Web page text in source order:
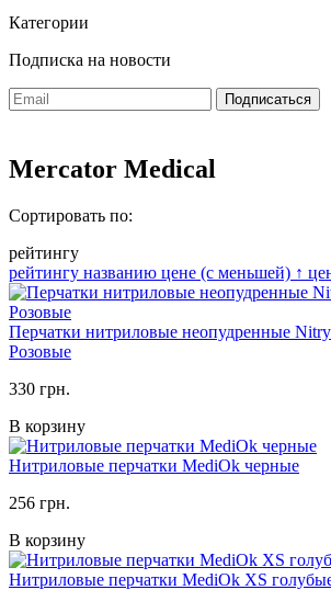
Категории
Подписка на новости
Mercator Medical
Сортировать по:
рейтингу
рейтингу названию цене (с меньшей) ↑
Перчатки нитриловые неопудренные
Розовые
330 грн.
В корзину
Нитриловые перчатки MediOk черные
256 грн.
В корзину
Нитриловые перчатки MediOk XS